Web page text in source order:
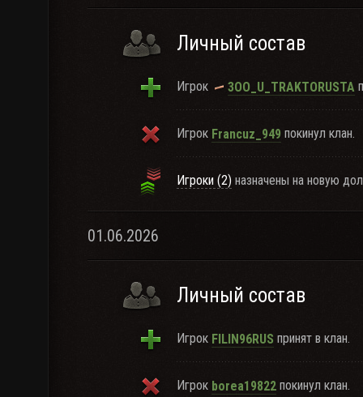
Личный состав
Игрок 3OO_U_TRAKTORUSTA
Игрок Francuz_949 покинул клан.
Игроки (2) назначены на новую
01.06.2026
Личный состав
Игрок FILIN96RUS принят в клан.
Игрок borea19822 покинул клан.